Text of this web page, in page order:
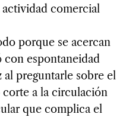
actividad comercial
porque se acercan
con espontaneidad
al preguntarle sobre el
a la circulación
que complica el